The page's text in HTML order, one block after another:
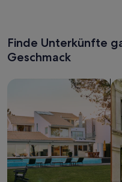
Finde Unterkünfte
Geschmack
Suche nach Ferienhäusern